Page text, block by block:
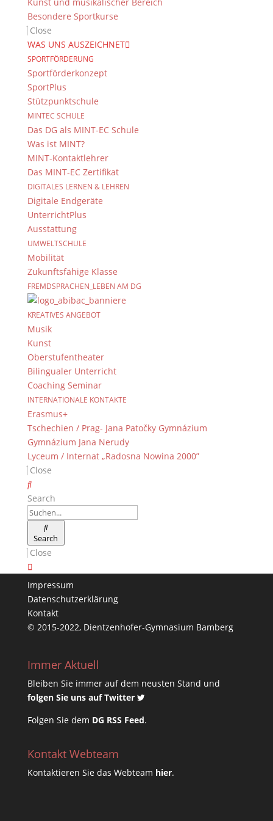
Besondere Sportkurse
Close
WAS UNS AUSZEICHNET
SPORTFÖRDERUNG
Sportförderkonzept
SportPlus
Stützpunktschule
MINTEC SCHULE
Das DG als MINT-EC Schule
Was ist MINT?
MINT-Kontaktlehrer
Das MINT-EC Zertifikat
DIGITALES LERNEN & LEHREN
Digitale Endgeräte
UnterrichtPlus
Ausstattung
UMWELTSCHULE
Mobilität
Zukunftsfähige Klasse
FREMDSPRACHEN_LEBEN AM DG
KREATIVES ANGEBOT
Musik
Kunst
Oberstufentheater
Bilingualer Unterricht
Coaching Seminar
INTERNATIONALE KONTAKTE
Erasmus+
Tschechien / Prag- Jana Patočky Gymnázium
Gymnázium Jana Nerudy
Lyceum / Internat „Radosna Nowina 2000”
Close
Search
Search
Close
Vielen Dank an dieser Stelle auch nochmal an Dr.
Markus Zimmer vom ifo Institut für die
Unterstützung!
Auch Frau Cleary freute sich bei einem kurzen
Empfang im Direktorat über die erfolgreiche
Wettbewerbsteilnahme, die das DG zu einer “YES
school 2019” macht.
Ausführlicher Bericht zum Regionalfinale und den
anderen Lösungsideen:
https://www.young-economic-summit.org/regional-
final-south-east-yes-2019/
Suche
Newsarchiv
Newsarchiv
Das DG
Dientzenhofer-Gymnasium Bamberg
Feldkirchenstr. 20-22
96052 Bamberg
Tel.: +49 (0) 951 93 23 90
Fax.: +49 (0) 951 93 23 92 0
E-Mail:
Kontakt & Ansprechpartner
Senden Sie uns Ihre Nachricht.
Impressum & Datenschutz
Impressum
Datenschutzerklärung
Kontakt
© 2015-2022, Dientzenhofer-Gymnasium Bamberg
Immer Aktuell
Bleiben Sie immer auf dem neusten Stand und
folgen Sie uns auf Twitter
Folgen Sie dem DG RSS Feed.
Kontakt Webteam
Kontaktieren Sie das Webteam hier.